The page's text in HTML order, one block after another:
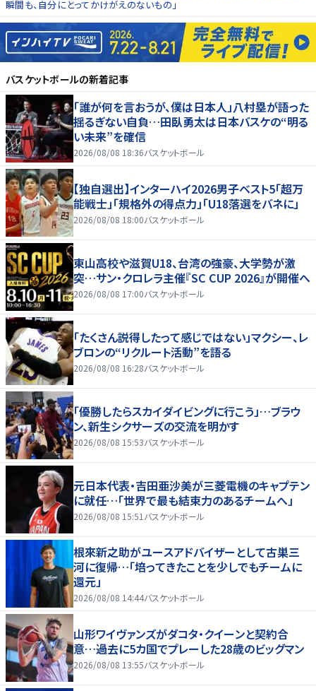
瞬間も、自分にとってかけがえのないもの」
バスケットボールの新着記事
「誰が何を言おうが、僕は日本人」八村塁が語った
揺るぎない自負…田臥勇太は日本バスケの“明る
い未来”を確信
2026/08/08 18:36バスケットボール
【独自選出】インターハイ2026男子ベスト5「超万
能戦士」「規格外の得点力」「U18落選をバネに」
2026/08/08 18:00バスケットボール
東山高校や滋賀U18、台湾の強豪、大学勢が激
突…サン・クロレラ主催『SC CUP 2026』が開催へ
2026/08/08 17:00バスケットボール
「たくさん説得したって感じではない」マクシー、レ
ブロンの“リクルート活動”を語る
2026/08/08 16:28バスケットボール
「優勝したらスカイダイビングに行こう」…ブラウ
ン、新生シクサーズの交流を明かす
2026/08/08 15:53バスケットボール
元日本代表・吉田亜沙美が三菱電機のキャプテン
に就任…「世界で最も結束力のあるチームへ」
2026/08/08 15:51 バスケットボール
根來新之助がユースアドバイザーとして古巣三
河に復帰…「培ってきたことを少しでもチームに
還元」
2026/08/08 14:44バスケットボール
山形ワイヴァンズがダコタ・クイーンと契約合
意…過去に5カ国でプレーした28歳のビッグマン
2026/08/08 13:55バスケットボール